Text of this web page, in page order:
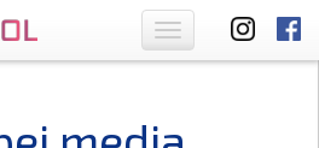
Toggle
navigation